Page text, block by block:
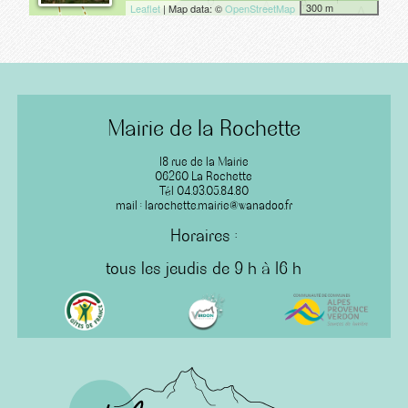
300 m
Leaflet| Map data: ©OpenStreetMap
Mairie de la Rochette
18 rue de la Mairie
06260 La Rochette
Tél 04.93.05.84.80
mail : larochette.mairie@wanadoo.fr
Horaires :
tous les jeudis de 9 h à 16 h